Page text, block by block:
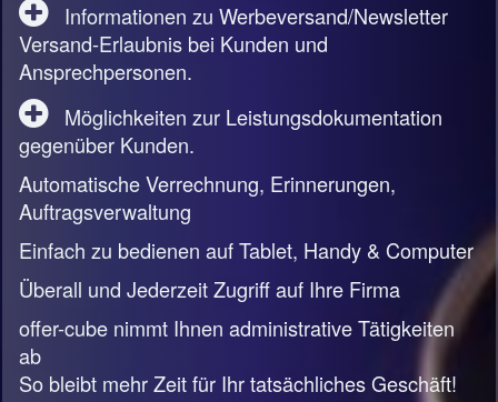
Informationen zu Werbeversand/Newsletter
Versand-Erlaubnis bei Kunden und
Ansprechpersonen.
Möglichkeiten zur Leistungsdokumentation
gegenüber Kunden.
Automatische Verrechnung, Erinnerungen,
Auftragsverwaltung
Einfach zu bedienen auf Tablet, Handy & Computer
Überall und Jederzeit Zugriff auf Ihre Firma
offer-cube nimmt Ihnen administrative Tätigkeiten
ab
So bleibt mehr Zeit für Ihr tatsächliches Geschäft!